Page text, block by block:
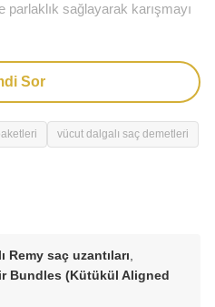
sağlayarak karışmayı
Sor
vücut dalgalı saç demetleri
Remy saç uzantıları
Bundles (Kütükül Aligned